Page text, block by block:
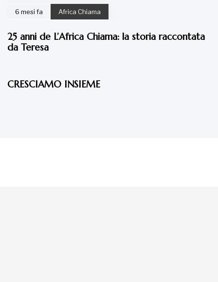
6 mesi fa Africa Chiama
25 anni de L’Africa Chiama: la storia raccontata
da Teresa
CRESCIAMO INSIEME